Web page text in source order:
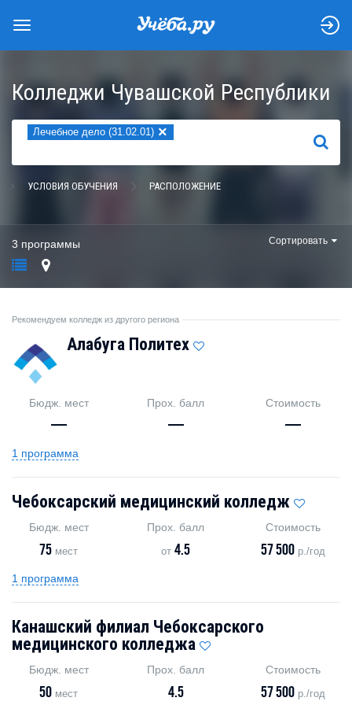
Колледжи Чувашской Республики
Лечебное дело (31.02.01) ×
НАЙТИ
УСЛОВИЯ ОБУЧЕНИЯ РАСПОЛОЖЕНИЕ
3 программы Сортировать
Рекомендуем колледж из другого региона
Алабуга Политех
Бюдж. мест
—
Прох. балл
—
Стоимость
—
1 программа
Чебоксарский медицинский колледж
Бюдж. мест
75 мест
Прох. балл
от4.5
Стоимость
57 500 р./год
1 программа
Канашский филиал Чебоксарского
медицинского колледжа
Бюдж. мест
50 мест
Прох. балл
4.5
Стоимость
57 500 р./год